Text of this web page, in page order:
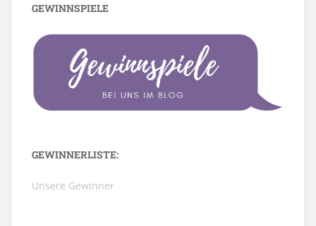
GEWINNSPIELE
GEWINNERLISTE:
Unsere Gewinner